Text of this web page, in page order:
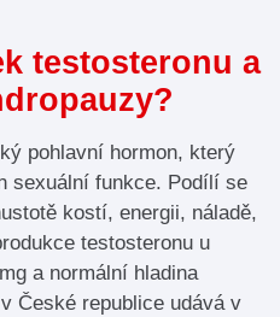
testosteronu a
pohlavní hormon, který
sexuální funkce. Podílí se
kostí, energii, náladě,
testosteronu u
a normální hladina
České republice udává v